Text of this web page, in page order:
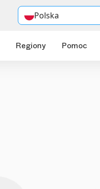
Polska
Regiony Pomoc